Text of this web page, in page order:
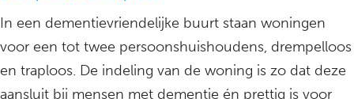
In een dementievriendelijke buurt staan woningen
voor een tot twee persoonshuishoudens, drempelloos
en traploos. De indeling van de woning is zo dat deze
aansluit bij mensen met dementie én prettig is voor